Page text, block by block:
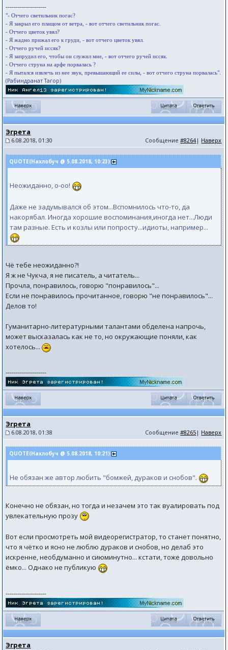
--------------------
"- Отчего светильник погас?
- Я закрыл его плащом от ветра, - вот отчего светильник погас.
- Отчего цветок увял?
- Я жадно прижал его к груди, - вот отчего цветок увял.
- Отчего ручей иссяк?
- Я запрудил его, чтобы он служил мне, - вот отчего ручей иссяк.
- Отчего струна на арфе порвалась ?
- Я пытался извлечь из нее звук, превышающий ее силы, - вот отчего струна порвалась".
(Рабиндранат Тагор)
Эгрета
6.08.2018, 01:30 Сообщение#8264| Наверх
QUOTE(Нахлобуч @ 5.08.2018, 10:23)
Неожиданно, о-оо!
Даже не задумывался об этом...Вспомнилось что-то, да
накорябал. Иногда хорошие воспоминания,иногда нет...Люди
там разные. Есть и козлы или попросту...идиоты, например...
Чё тебе неожиданно?!
Я ж не Чукча, я не писатель, а читатель...
Прочла, понравилось, говорю "понравилось"...
Если не понравилось прочитанное, говорю "не понравилось"...
Делов то!
Гуманитарно-литературными талантами обделена напрочь,
может высказалась как не то, но окружающие поняли, как
хотелось...
--------------------
Эгрета
6.08.2018, 01:38 Сообщение#8265 | Наверх
QUOTE(Нахлобуч @ 5.08.2018, 10:21)
Не обязан же автор любить "бомжей, дураков и снобов".
Конечно не обязан, но тогда и незачем это так вуалировать под
увлекательную прозу
Вот если просмотреть мой видеорегистратор, то станет понятно,
что я чётко и ясно не люблю дураков и снобов, но делаб это
искренне, необдуманно и сиюминутно... кстати, тоже довольно
ёмко... Однако не публикую
--------------------
Эгрета